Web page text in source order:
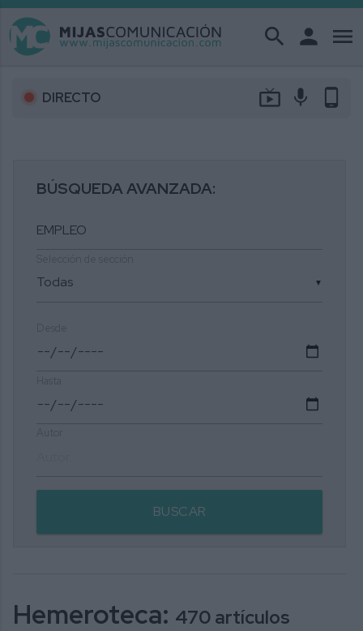
search person menu
DIRECTO live_tv mic phone_android
BÚSQUEDA AVANZADA:
▼
BUSCAR
Hemeroteca: 470 artículos